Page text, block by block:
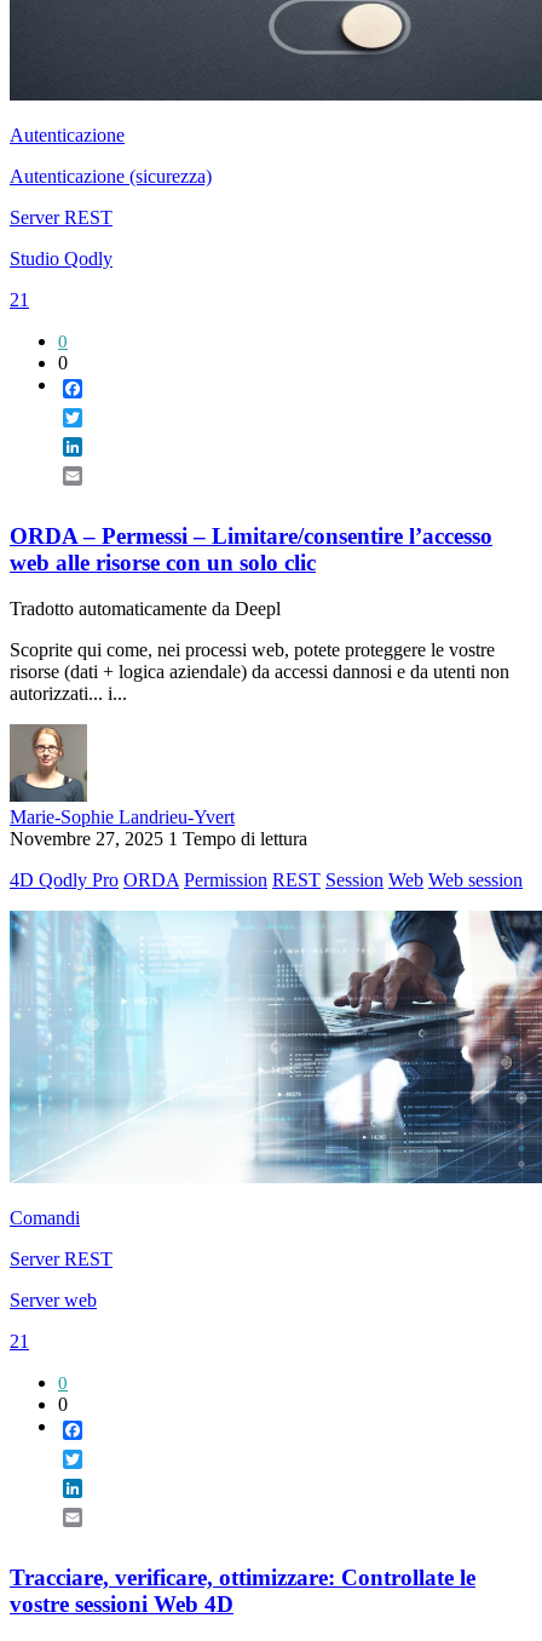
Autenticazione
Autenticazione (sicurezza)
Server REST
Studio Qodly
21
0
0
ORDA – Permessi – Limitare/consentire l’accesso
web alle risorse con un solo clic
Tradotto automaticamente da Deepl
Scoprite qui come, nei processi web, potete proteggere le vostre
risorse (dati + logica aziendale) da accessi dannosi e da utenti non
autorizzati... i...
Marie-Sophie Landrieu-Yvert
Novembre 27, 2025 1 Tempo di lettura
4D Qodly Pro ORDA Permission REST Session Web Web session
Comandi
Server REST
Server web
21
0
0
Tracciare, verificare, ottimizzare: Controllate le
vostre sessioni Web 4D